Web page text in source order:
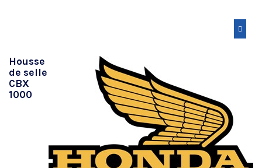
Housse
de selle
CBX
1000